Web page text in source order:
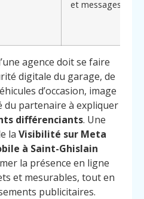
et messages
agence doit se faire
digitale du garage, de
d’occasion, image
du partenaire à expliquer
différenciants. Une
la Visibilité sur Meta
à Saint-Ghislain
la présence en ligne
et mesurables, tout en
publicitaires.